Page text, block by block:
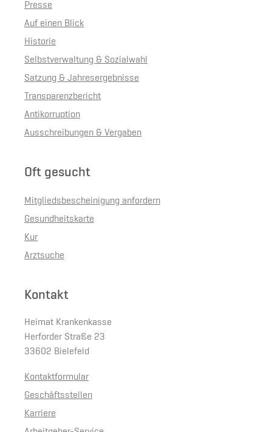
Presse
Auf einen Blick
Historie
Selbstverwaltung & Sozialwahl
Satzung & Jahresergebnisse
Transparenzbericht
Antikorruption
Ausschreibungen & Vergaben
Oft gesucht
Mitgliedsbescheinigung anfordern
Gesundheitskarte
Kur
Arztsuche
Kontakt
Heimat Krankenkasse
Herforder Straße 23
33602 Bielefeld
Kontaktformular
Geschäftsstellen
Karriere